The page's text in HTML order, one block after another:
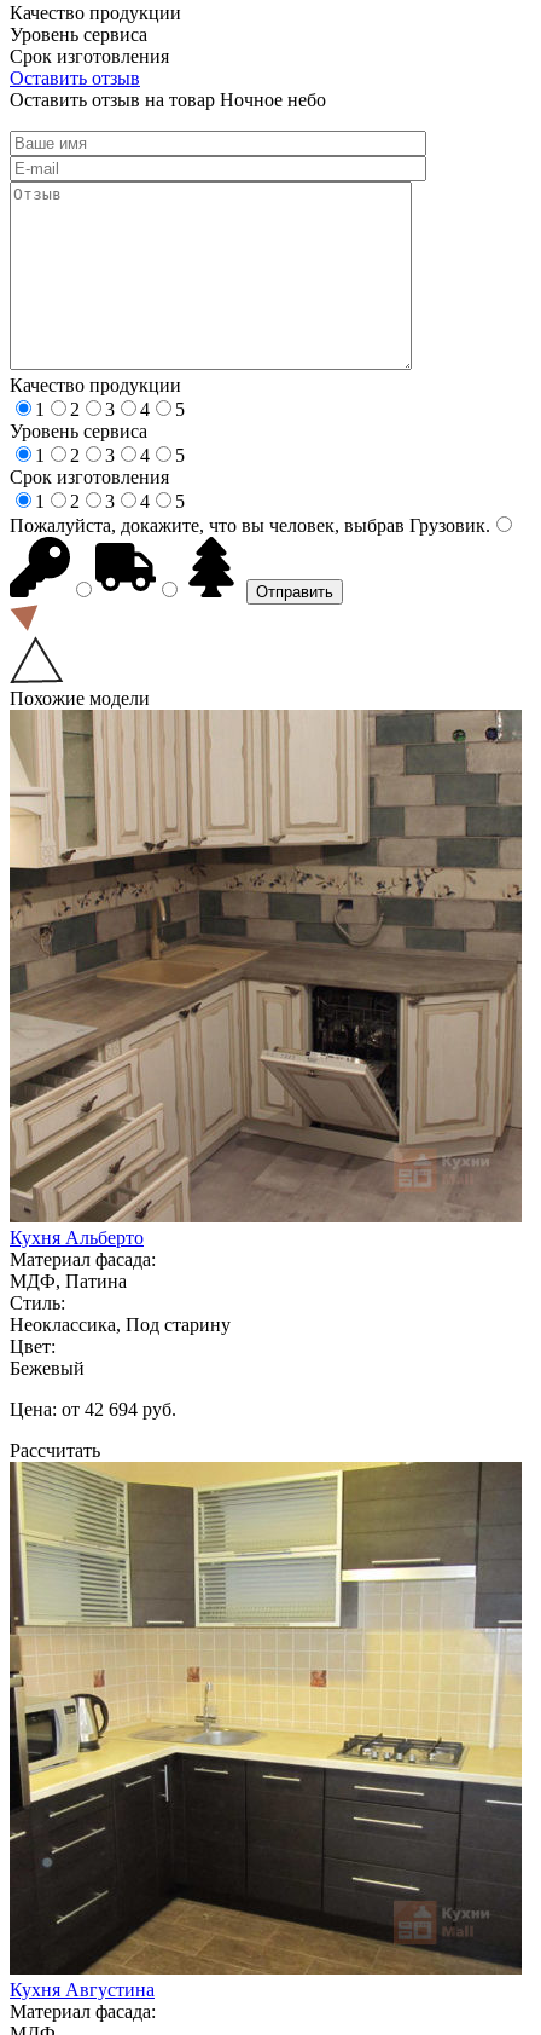
Качество продукции
Уровень сервиса
Срок изготовления
Оставить отзыв
Оставить отзыв на товар Ночное небо
Качество продукции
1
2 3 4
5
Уровень сервиса
1
2 3 4
5
Срок изготовления
1
2 3 4
5
Пожалуйста, докажите, что вы человек, выбрав Грузовик.
Похожие модели
Кухня Альберто
Материал фасада:
МДФ, Патина
Стиль:
Неоклассика, Под старину
Цвет:
Бежевый
Цена: от 42 694 руб.
Рассчитать
Кухня Августина
Материал фасада: